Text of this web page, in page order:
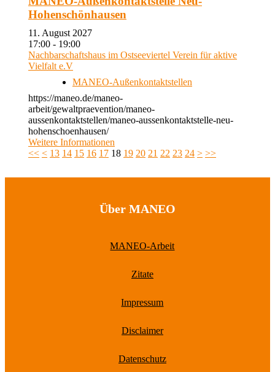
Hohenschönhausen
11. August 2027
17:00 - 19:00
Nachbarschaftshaus im Ostseeviertel Verein für aktive
Vielfalt e.V
MANEO-Außenkontaktstellen
https://maneo.de/maneo-
arbeit/gewaltpraevention/maneo-
aussenkontaktstellen/maneo-aussenkontaktstelle-neu-
hohenschoenhausen/
Weitere Informationen
<< < 13 14 15 16 17 18 19 20 21 22 23 24 > >>
Über MANEO
MANEO-Arbeit
Zitate
Impressum
Disclaimer
Datenschutz